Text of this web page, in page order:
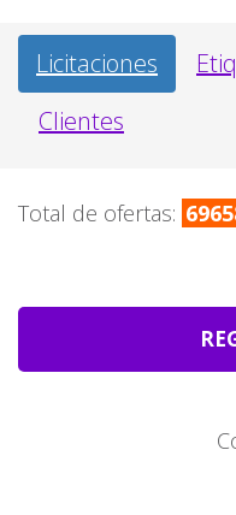
Licitaciones
Clientes
Total de ofertas: